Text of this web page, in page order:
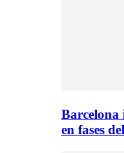
en fases